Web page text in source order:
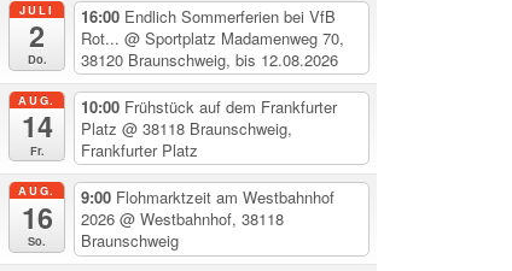
JULI
2
Do.
16:00 Endlich Sommerferien bei VfB
Rot... @ Sportplatz Madamenweg 70,
38120 Braunschweig, bis 12.08.2026
AUG.
14
Fr.
10:00 Frühstück auf dem Frankfurter
Platz @ 38118 Braunschweig,
Frankfurter Platz
AUG.
16
So.
9:00 Flohmarktzeit am Westbahnhof
2026 @ Westbahnhof, 38118
Braunschweig